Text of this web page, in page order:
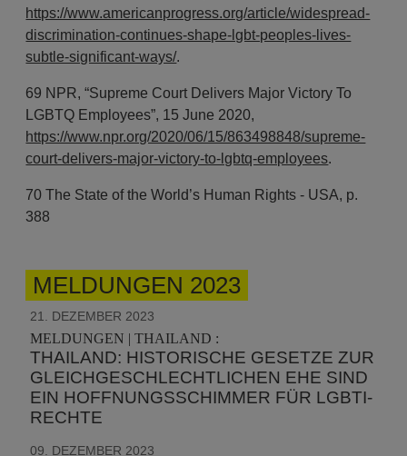
https://www.americanprogress.org/article/widespread-
discrimination-continues-shape-lgbt-peoples-lives-
subtle-significant-ways/.
69 NPR, “Supreme Court Delivers Major Victory To
LGBTQ Employees”, 15 June 2020,
https://www.npr.org/2020/06/15/863498848/supreme-
court-delivers-major-victory-to-lgbtq-employees.
70 The State of the World’s Human Rights - USA, p.
388
MELDUNGEN 2023
21. DEZEMBER 2023
MELDUNGEN | THAILAND :
THAILAND: HISTORISCHE GESETZE ZUR
GLEICHGESCHLECHTLICHEN EHE SIND
EIN HOFFNUNGSSCHIMMER FÜR LGBTI-
RECHTE
09. DEZEMBER 2023